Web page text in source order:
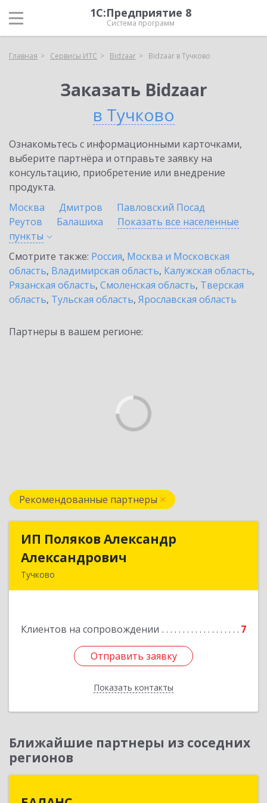
1С:Предприятие 8
Система программ
Главная Сервисы ИТС Bidzaar Bidzaar в Тучково
Заказать Bidzaar
в Тучково
Ознакомьтесь с информационными карточками,
выберите партнёра и отправьте заявку на
консультацию, приобретение или внедрение
продукта.
Москва
Дмитров
Павловский Посад
Реутов
Балашиха
Показать все населенные
пункты
Смотрите также: Россия, Москва и Московская
область, Владимирская область, Калужская область,
Рязанская область, Смоленская область, Тверская
область, Тульская область, Ярославская область
Партнеры в вашем регионе:
Рекомендованные партнеры
ИП Поляков Александр
Александрович
Тучково
Клиентов на сопровождении 7
Отправить заявку
Показать контакты
ИП Поляков Александр
Подробнее
Отправить заявку
Назад
Ближайшие партнеры из соседних
регионов